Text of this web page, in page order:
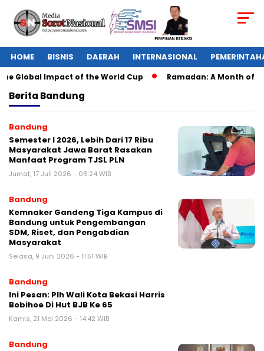
HOME BISNIS DAERAH INTERNASIONAL
Global Impact of the World Cup Ramadan: A Month of
Berita Bandung
Bandung
Semester I 2026, Lebih Dari 17 Ribu
Masyarakat Jawa Barat Rasakan
Manfaat Program TJSL PLN
Jumat, 17 Juli 2026 - 06:24 WIB
Bandung
Kemnaker Gandeng Tiga Kampus di
Bandung untuk Pengembangan
SDM, Riset, dan Pengabdian
Masyarakat
Selasa, 9 Juni 2026 - 11:51 WIB
Bandung
Ini Pesan: Plh Wali Kota Bekasi Harris
Bobihoe Di Hut BJB Ke 65
Kamis, 21 Mei 2026 - 14:42 WIB
Bandung